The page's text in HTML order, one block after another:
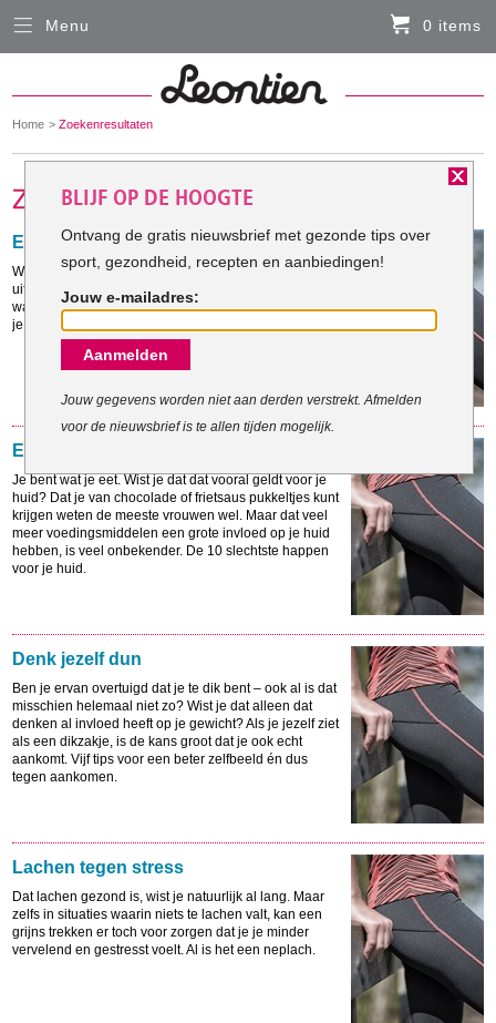
You
here:
Home Zoekenresultaten
Eet jezelf jong
Wie wil er nou niet zo lang mogelijk jong blijven
uitzien? En dat kan al heel eenvoudig, door te weten
wat je eet. Want van sommige voedingsmiddelen blijf
je extra jong. Dit zijn er twintig op een rijtje.
Eet je huid mooi
Je bent wat je eet. Wist je dat dat vooral geldt voor je
huid? Dat je van chocolade of frietsaus pukkeltjes kunt
krijgen weten de meeste vrouwen wel. Maar dat veel
meer voedingsmiddelen een grote invloed op je huid
hebben, is veel onbekender. De 10 slechtste happen
voor je huid.
Denk jezelf dun
Ben je ervan overtuigd dat je te dik bent – ook al is dat
misschien helemaal niet zo? Wist je dat alleen dat
denken al invloed heeft op je gewicht? Als je jezelf ziet
als een dikzakje, is de kans groot dat je ook echt
aankomt. Vijf tips voor een beter zelfbeeld én dus
tegen aankomen.
Lachen tegen stress
Dat lachen gezond is, wist je natuurlijk al lang. Maar
zelfs in situaties waarin niets te lachen valt, kan een
grijns trekken er toch voor zorgen dat je je minder
vervelend en gestresst voelt. Al is het een neplach.
Menu 0 items
Sluiten
HARDLOOPKLEDING
FIETSKLEDING
SERVICE
Inloggen
Contact- en adresgegevens
Levertijd, retourneren, ruilen
BLIJF OP DE HOOGTE
Ontvang de gratis nieuwsbrief met gezonde tips over
sport, gezondheid, recepten en aanbiedingen!
Jouw e-mailadres:
Aanmelden
Jouw gegevens worden niet aan derden verstrekt. Afmelden
voor de nieuwsbrief is te allen tijden mogelijk.